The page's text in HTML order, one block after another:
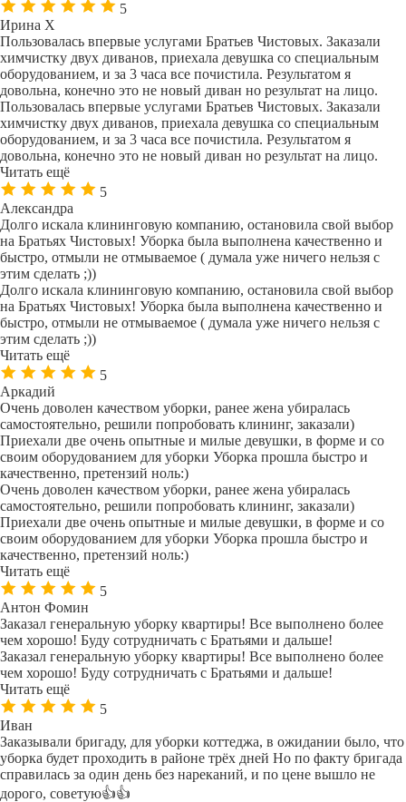
5
Ирина Х
Пользовалась впервые услугами Братьев Чистовых. Заказали
химчистку двух диванов, приехала девушка со специальным
оборудованием, и за 3 часа все почистила. Результатом я
довольна, конечно это не новый диван но результат на лицо.
Пользовалась впервые услугами Братьев Чистовых. Заказали
химчистку двух диванов, приехала девушка со специальным
оборудованием, и за 3 часа все почистила. Результатом я
довольна, конечно это не новый диван но результат на лицо.
Читать ещё
5
Александра
Долго искала клининговую компанию, остановила свой выбор
на Братьях Чистовых! Уборка была выполнена качественно и
быстро, отмыли не отмываемое ( думала уже ничего нельзя с
этим сделать ;))
Долго искала клининговую компанию, остановила свой выбор
на Братьях Чистовых! Уборка была выполнена качественно и
быстро, отмыли не отмываемое ( думала уже ничего нельзя с
этим сделать ;))
Читать ещё
5
Аркадий
Очень доволен качеством уборки, ранее жена убиралась
самостоятельно, решили попробовать клининг, заказали)
Приехали две очень опытные и милые девушки, в форме и со
своим оборудованием для уборки Уборка прошла быстро и
качественно, претензий ноль:)
Очень доволен качеством уборки, ранее жена убиралась
самостоятельно, решили попробовать клининг, заказали)
Приехали две очень опытные и милые девушки, в форме и со
своим оборудованием для уборки Уборка прошла быстро и
качественно, претензий ноль:)
Читать ещё
5
Антон Фомин
Заказал генеральную уборку квартиры! Все выполнено более
чем хорошо! Буду сотрудничать с Братьями и дальше!
Заказал генеральную уборку квартиры! Все выполнено более
чем хорошо! Буду сотрудничать с Братьями и дальше!
Читать ещё
5
Иван
Заказывали бригаду, для уборки коттеджа, в ожидании было, что
уборка будет проходить в районе трёх дней Но по факту бригада
справилась за один день без нареканий, и по цене вышло не
дорого, советую👍👍